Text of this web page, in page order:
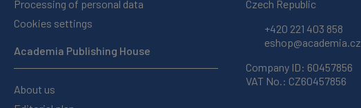
Processing of personal data
Cookies settings
Academia Publishing House
About us
Czech Republic
+420 221 403 858
eshop@academia.cz
Company ID: 60457856
VAT No.: CZ60457856